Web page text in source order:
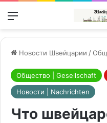
Меню
Новости Швейцарии /
Общество | Gesellschaft
Новости | Nachrichten
Что